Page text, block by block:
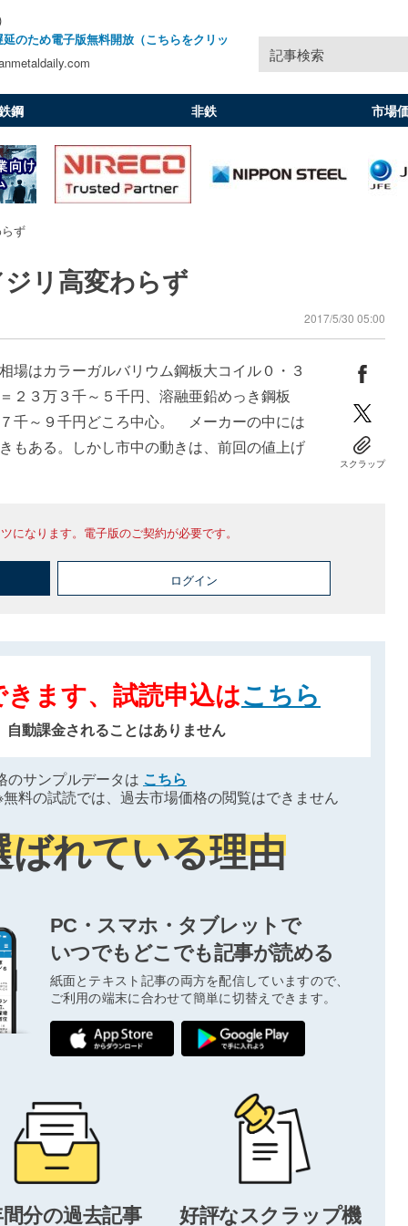
のため電子版無料開放（こちらをクリッ
記事検索
鋼 非鉄 市場
ず
リ高変わらず
2017/5/30 05:00
はカラーガルバリウム鋼板大コイル０・３
２３万３千～５千円、溶融亜鉛めっき鋼板
千～９千円どころ中心。 メーカーの中には
もある。しかし市中の動きは、前回の値上げ
スクラップ
になります。電子版のご契約が必要です。
ログイン
ます、試読申込はこちら
自動課金されることはありません
のサンプルデータは こちら
料の試読では、過去市場価格の閲覧はできません
ばれている理由
PC・スマホ・タブレットで
いつでもどこでも記事が読める
紙面とテキスト記事の両方を配信していますので、
ご利用の端末に合わせて簡単に切替えできます。
分の過去記事 好評なスクラップ機